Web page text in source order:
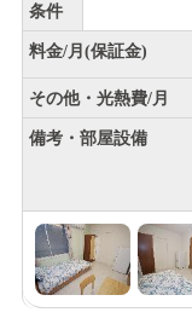
条件
料金/月(保証金)
その他・光熱費/月
備考・部屋設備